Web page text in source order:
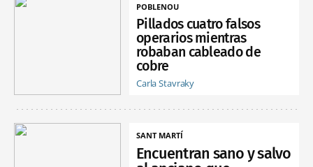
POBLENOU
Pillados cuatro falsos
operarios mientras
robaban cableado de
cobre
Carla Stavraky
SANT MARTÍ
Encuentran sano y salvo